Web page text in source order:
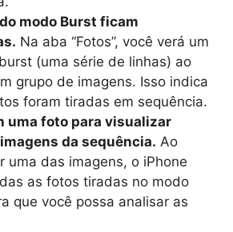
modo Burst ficam
Na aba “Fotos”, você verá um
(uma série de linhas) ao
grupo de imagens. Isso indica
foram tiradas em sequência.
uma foto para visualizar
da sequência. Ao
uma das imagens, o iPhone
as fotos tiradas no modo
que você possa analisar as